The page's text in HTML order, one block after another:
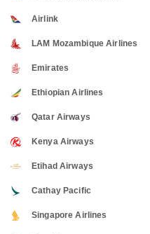
Airlink
LAM Mozambique Airlines
Emirates
Ethiopian Airlines
Qatar Airways
Kenya Airways
Etihad Airways
Cathay Pacific
Singapore Airlines